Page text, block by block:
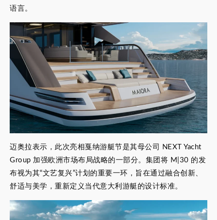
语言。
迈奥拉表示，此次亮相戛纳游艇节是其母公司 NEXT Yacht
Group 加强欧洲市场布局战略的一部分。集团将 M|30 的发
布视为其“文艺复兴”计划的重要一环，旨在通过融合创新、
舒适与美学，重新定义当代意大利游艇的设计标准。